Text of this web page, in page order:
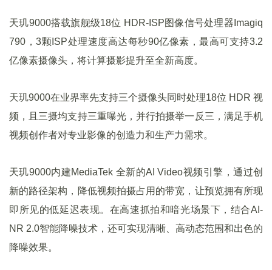
天玑9000搭载旗舰级18位 HDR-ISP图像信号处理器Imagiq
790，3颗ISP处理速度高达每秒90亿像素，最高可支持3.2
亿像素摄像头，将计算摄影提升至全新高度。
天玑9000在业界率先支持三个摄像头同时处理18位 HDR 视
频，且三摄均支持三重曝光，并行拍摄举一反三，满足手机
视频创作者对专业影像的创造力和生产力需求。
天玑9000内建MediaTek 全新的AI Video视频引擎，通过创
新的路径架构，降低视频拍摄占用的带宽，让预览拥有所现
即所见的低延迟表现。在高速抓拍和暗光场景下，结合AI-
NR 2.0智能降噪技术，还可实现清晰、高动态范围和出色的
降噪效果。